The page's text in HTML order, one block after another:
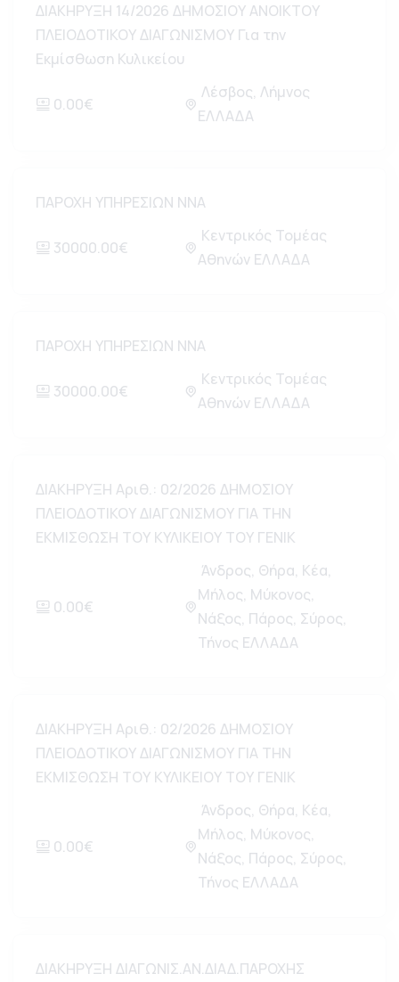
ΔΙΑΚΗΡΥΞΗ 14/2026 ΔΗΜΟΣΙΟΥ ΑΝΟΙΚΤΟΥ
ΠΛΕΙΟΔΟΤΙΚΟΥ ΔΙΑΓΩΝΙΣΜΟΥ Για την
Εκμίσθωση Κυλικείου
0.00€
Λέσβος, Λήμνος
ΕΛΛΑΔΑ
ΠΑΡΟΧΗ ΥΠΗΡΕΣΙΩΝ ΝΝΑ
30000.00€
Κεντρικός Τομέας
Αθηνών ΕΛΛΑΔΑ
ΠΑΡΟΧΗ ΥΠΗΡΕΣΙΩΝ ΝΝΑ
30000.00€
Κεντρικός Τομέας
Αθηνών ΕΛΛΑΔΑ
ΔΙΑΚΗΡΥΞΗ Αριθ.: 02/2026 ΔΗΜΟΣΙΟΥ
ΠΛΕΙΟΔΟΤΙΚΟΥ ΔΙΑΓΩΝΙΣΜΟΥ ΓΙΑ ΤΗΝ
ΕΚΜΙΣΘΩΣΗ ΤΟΥ ΚΥΛΙΚΕΙΟΥ ΤΟΥ ΓΕΝΙΚ
0.00€
Άνδρος, Θήρα, Κέα,
Μήλος, Μύκονος,
Νάξος, Πάρος, Σύρος,
Τήνος ΕΛΛΑΔΑ
ΔΙΑΚΗΡΥΞΗ Αριθ.: 02/2026 ΔΗΜΟΣΙΟΥ
ΠΛΕΙΟΔΟΤΙΚΟΥ ΔΙΑΓΩΝΙΣΜΟΥ ΓΙΑ ΤΗΝ
ΕΚΜΙΣΘΩΣΗ ΤΟΥ ΚΥΛΙΚΕΙΟΥ ΤΟΥ ΓΕΝΙΚ
0.00€
Άνδρος, Θήρα, Κέα,
Μήλος, Μύκονος,
Νάξος, Πάρος, Σύρος,
Τήνος ΕΛΛΑΔΑ
ΔΙΑΚΗΡΥΞΗ ΔΙΑΓΩΝΙΣ.ΑΝ.ΔΙΑΔ.ΠΑΡΟΧΗΣ